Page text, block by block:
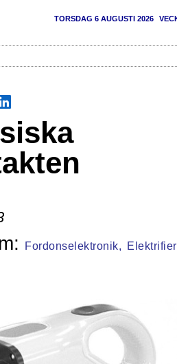
TORSDAG 6 AUGUSTI 2026
Fordonselektronik,